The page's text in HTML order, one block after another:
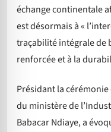
échange continentale
est désormais à «
traçabilité intégrale de
renforcée et à la
Présidant la
du ministère de
Babacar Ndiaye, a